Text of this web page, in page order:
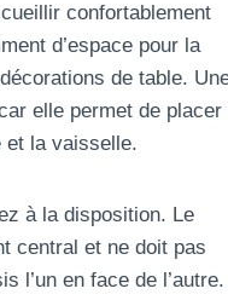
confortablement
d’espace pour la
de table.
elle permet de placer
et la vaisselle.
à la disposition. Le
central et ne doit pas
l’un en face de l’autre.